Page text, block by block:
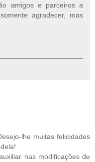
amigos e parceiros a
agradecer, mas
lhe muitas felicidades
nas modificações de